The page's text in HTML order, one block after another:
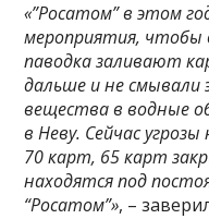
«”Росатом” в этом
мероприятия, чтобы
паводка заливают
дальше и не смывали
вещества в водные
в Неву. Сейчас
70 карт, 65 карт
находятся под
“Росатом”», –